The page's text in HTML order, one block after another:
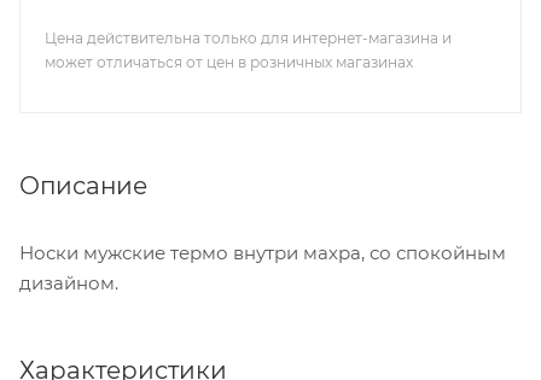
Цена действительна только для интернет-магазина и
может отличаться от цен в розничных магазинах
Описание
Носки мужские термо внутри махра, со спокойным
дизайном.
Характеристики